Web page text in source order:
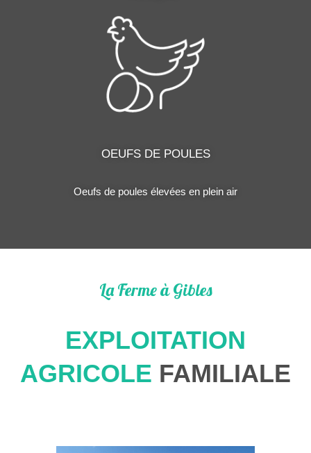
OEUFS DE POULES
Oeufs de poules élevées en plein air
La Ferme à Gibles
EXPLOITATION
AGRICOLE FAMILIALE